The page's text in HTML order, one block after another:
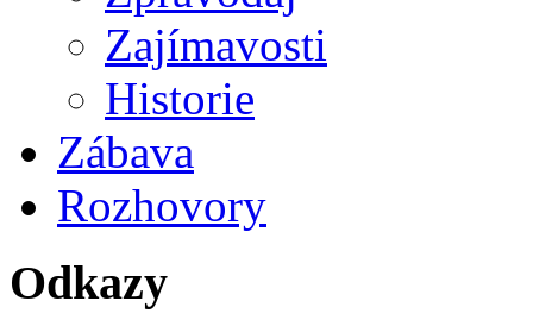
Zajímavosti
Historie
Zábava
Rozhovory
Odkazy